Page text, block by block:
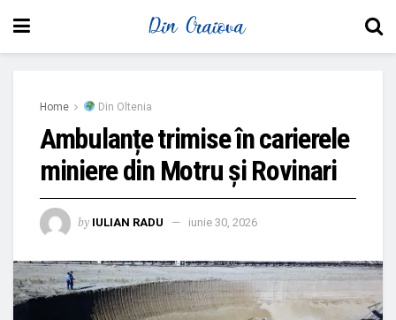
Home Din Oltenia
Ambulanțe trimise în carierele
miniere din Motru și Rovinari
by IULIAN RADU iunie 30, 2026